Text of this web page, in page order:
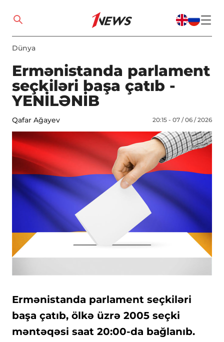
Dünya
Ermənistanda parlament
seçkiləri başa çatıb -
YENİLƏNİB
Qafar Ağayev 20:15 - 07 / 06 / 2026
Ermənistanda parlament seçkiləri
başa çatıb, ölkə üzrə 2005 seçki
məntəqəsi saat 20:00-da bağlanıb.